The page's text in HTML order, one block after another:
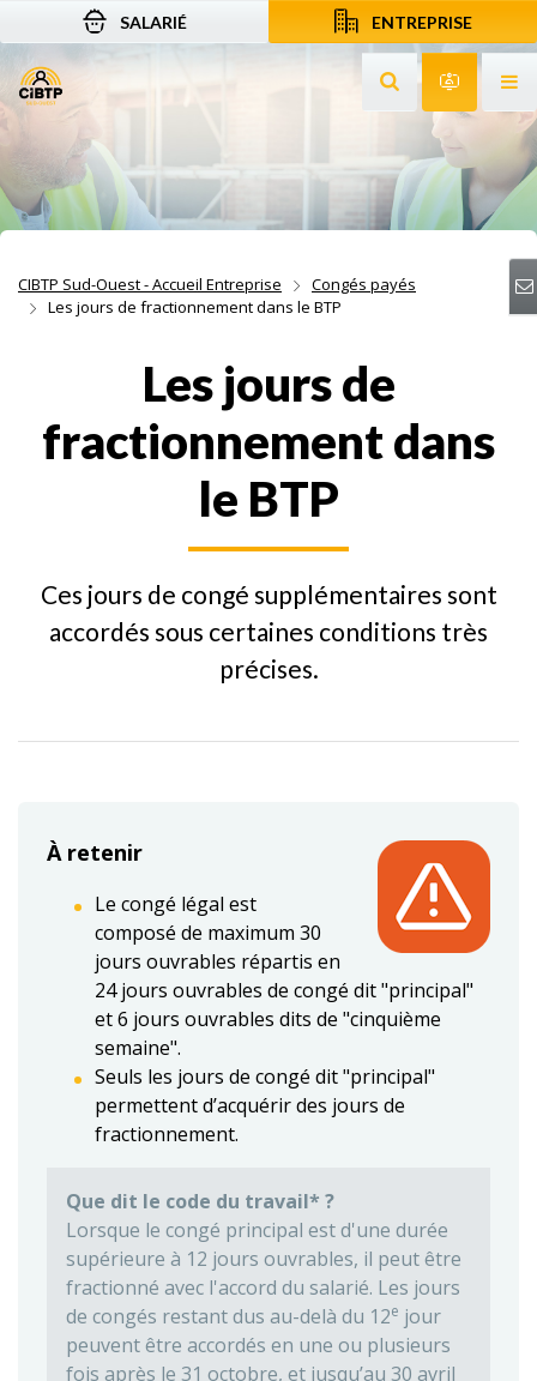
Aller au contenu
Aller à la recherche
Aller à la navigation
SALARIÉ ENTREPRISE
Rechercher sur
CIBTP Sud-Ouest - Accueil Entreprise
Congés payés
Les jours de fractionnement dans le BTP
Les jours de
fractionnement dans
le BTP
Ces jours de congé supplémentaires sont
accordés sous certaines conditions très
précises.
À retenir
Le congé légal est
composé de maximum 30
jours ouvrables répartis en
24 jours ouvrables de congé dit "principal"
et 6 jours ouvrables dits de "cinquième
semaine".
Seuls les jours de congé dit "principal"
permettent d’acquérir des jours de
fractionnement.
Que dit le code du travail* ?
Lorsque le congé principal est d'une durée
supérieure à 12 jours ouvrables, il peut être
fractionné avec l'accord du salarié. Les jours
de congés restant dus au-delà du 12e jour
peuvent être accordés en une ou plusieurs
fois après le 31 octobre, et jusqu’au 30 avril